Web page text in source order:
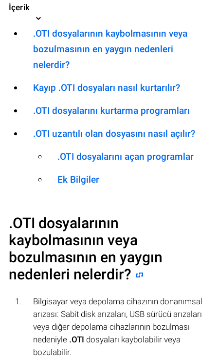
İçerik
.OTI dosyalarının kaybolmasının veya
bozulmasının en yaygın nedenleri
nelerdir?
Kayıp .OTI dosyaları nasıl kurtarılır?
.OTI dosyalarını kurtarma programları
.OTI uzantılı olan dosyasını nasıl açılır?
.OTI dosyalarını açan programlar
Ek Bilgiler
.OTI dosyalarının
kaybolmasının veya
bozulmasının en yaygın
nedenleri nelerdir?
Bilgisayar veya depolama cihazının donanımsal
arızası: Sabit disk arızaları, USB sürücü arızaları
veya diğer depolama cihazlarının bozulması
nedeniyle .OTI dosyaları kaybolabilir veya
bozulabilir.